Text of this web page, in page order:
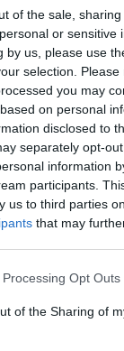
of the sale,
or sensitive
by us, please use
selection.
you may
on personal
disclosed to
separately opt-
information
participants.
us to third parties
that may
website/app uses
or usage
to Google and its
Opt Outs
of the Sharing of
φωτογραφία
ιστορικό